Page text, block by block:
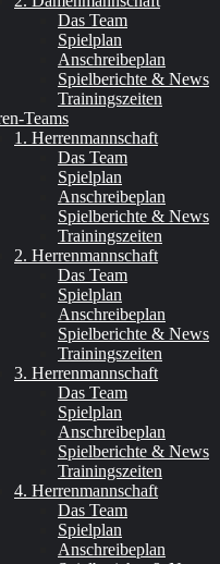
Das Team
Spielplan
Anschreibeplan
Spielberichte & News
Trainingszeiten
Teams
1. Herrenmannschaft
Das Team
Spielplan
Anschreibeplan
Spielberichte & News
Trainingszeiten
2. Herrenmannschaft
Das Team
Spielplan
Anschreibeplan
Spielberichte & News
Trainingszeiten
3. Herrenmannschaft
Das Team
Spielplan
Anschreibeplan
Spielberichte & News
Trainingszeiten
4. Herrenmannschaft
Das Team
Spielplan
Anschreibeplan